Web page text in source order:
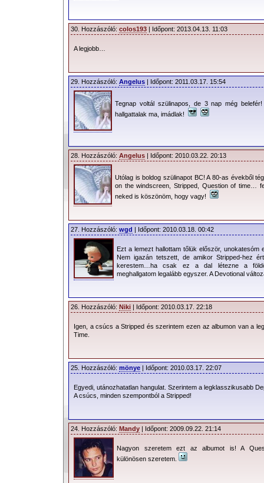
30. Hozzászóló: colos193 | Időpont: 2013.04.13. 11:03
A legjobb…
29. Hozzászóló: Angelus | Időpont: 2011.03.17. 15:54
Tegnap voltál szülinapos, de 3 nap még
hallgattalak ma, imádlak!
28. Hozzászóló: Angelus | Időpont: 2010.03.22. 20:13
Utólag is boldog szülinapot BC! A 80-as évekből
on the windscreen, Stripped, Question of time…
neked is köszönöm, hogy vagy!
27. Hozzászóló: wgd | Időpont: 2010.03.18. 00:42
Ezt a lemezt hallottam tőlük először, unokatesóm
Nem igazán tetszett, de amikor Stripped-hez
kerestem…ha csak ez a dal létezne a
meghallgatom legalább egyszer. A Devotional
26. Hozzászóló: Niki | Időpont: 2010.03.17. 22:18
Igen, a csúcs a Stripped és szerintem ezen az albumon van a
Time.
25. Hozzászóló: mönye | Időpont: 2010.03.17. 22:07
Egyedi, utánozhatatlan hangulat. Szerintem a legklasszikusabb
A csúcs, minden szempontból a Stripped!
24. Hozzászóló: Mandy | Időpont: 2009.09.22. 21:14
Nagyon szeretem ezt az albumot is! A
különösen szeretem.